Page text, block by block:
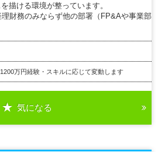
描ける環境が整っています。
財務のみならず他の部署（FP&Aや事業部
万円経験・スキルに応じて変動します
気になる